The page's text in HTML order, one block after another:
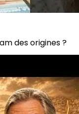
des origines ?